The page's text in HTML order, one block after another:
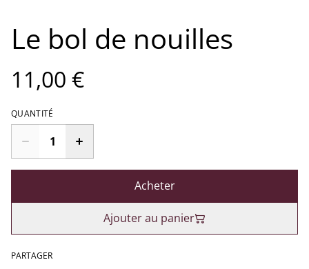
Le bol de nouilles
11,00 €
QUANTITÉ
Acheter
Ajouter au panier
PARTAGER